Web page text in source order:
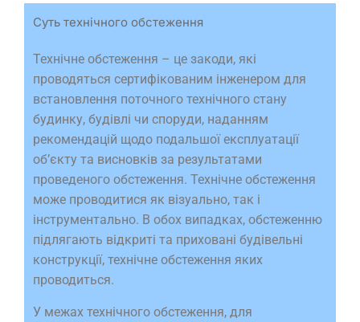
Суть технічного обстеження
Технічне обстеження – це закоди, які
проводяться сертифікованим інженером для
встановлення поточного технічного стану
будинку, будівлі чи споруди, наданням
рекомендацій щодо подальшої експлуатації
обʼєкту та висновків за результатами
проведеного обстеження. Технічне обстеження
може проводитися як візуально, так і
інструментально. В обох випадках, обстеженню
підлягають відкриті та приховані будівельні
конструкції, технічне обстеження яких
проводиться.
У межах технічного обстеження, для